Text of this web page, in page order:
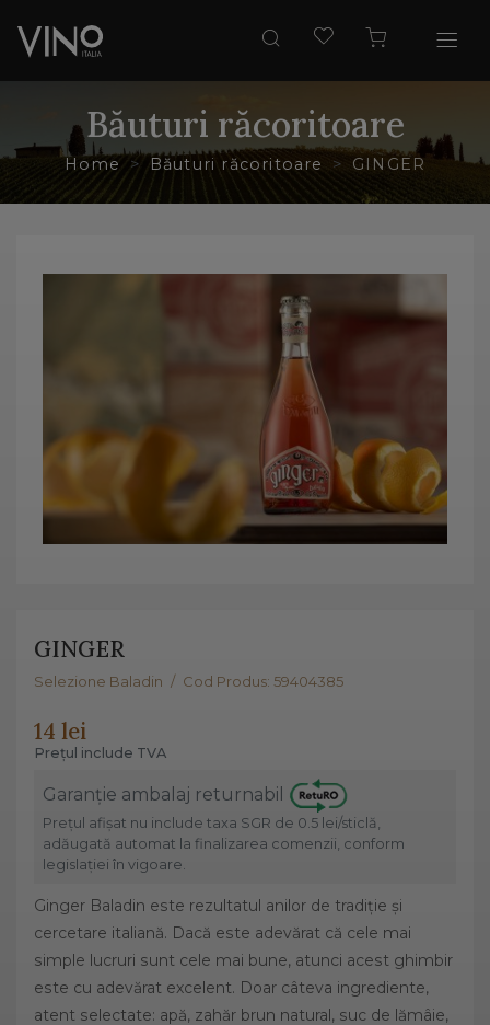
Băuturi răcoritoare
Home Băuturi răcoritoare GINGER
GINGER
Selezione Baladin / Cod Produs: 59404385
14 lei
Prețul include TVA
Garanție ambalaj returnabil
Prețul afișat nu include taxa SGR de 0.5 lei/sticlă,
adăugată automat la finalizarea comenzii, conform
legislației în vigoare.
Ginger Baladin este rezultatul anilor de tradiție și
cercetare italiană. Dacă este adevărat că cele mai
simple lucruri sunt cele mai bune, atunci acest ghimbir
este cu adevărat excelent. Doar câteva ingrediente,
atent selectate: apă, zahăr brun natural, suc de lămâie,